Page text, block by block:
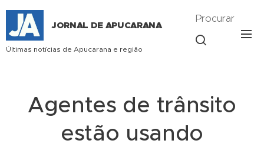
JORNAL DE APUCARANA
Últimas notícias de Apucarana e região
Procurar
Agentes de trânsito
estão usando